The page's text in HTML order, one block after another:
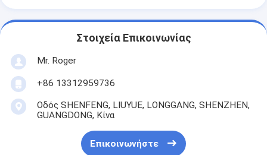
Στοιχεία Επικοινωνίας
Mr. Roger
+86 13312959736
Οδός SHENFENG, LIUYUE, LONGGANG, SHENZHEN,
GUANGDONG, Κίνα
Επικοινωνήστε